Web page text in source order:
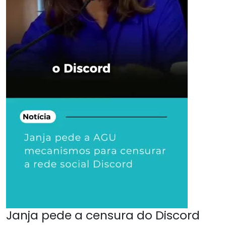
Janja pede a censura do Discord